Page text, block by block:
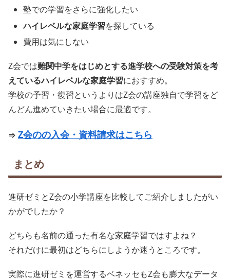
塾での学習をさらに強化したい
ハイレベルな家庭学習を探している
費用は気にしない
Z会では難関中学をはじめとする進学校への受験対策を考
えているハイレベルな家庭学習におすすめ。
学校の予習・復習というよりはZ会の講座独自で学習をど
んどん進めていきたい場合に最適です。
⇒ Z会のの入会・資料請求はこちら
まとめ
進研ゼミとZ会の小学講座を比較してご紹介しましたがい
かがでしたか？
どちらも名前の通った有名な家庭学習ではすよね？
それだけに最初はどちらにしようか迷うところです。
実際に進研ゼミを運営するベネッセもZ会も膨大なデータ